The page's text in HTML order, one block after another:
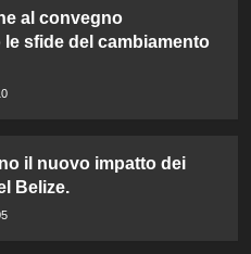
al convegno
sfide del cambiamento
il nuovo impatto dei
Belize.